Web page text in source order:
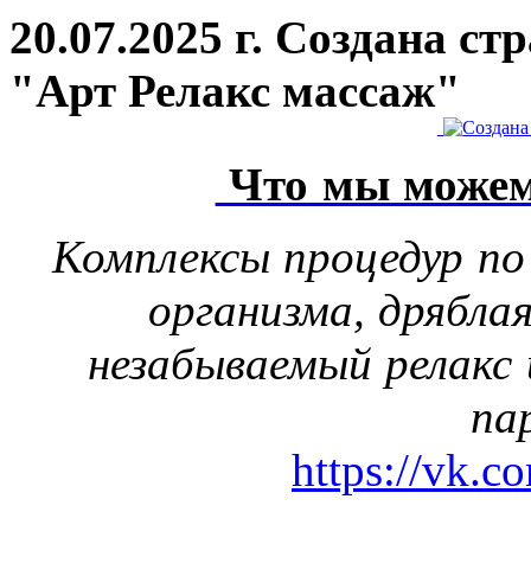
20.07.2025 г. Создана
"Арт Релакс массаж"
Что мы
Комплексы процедур
организма,
незабываемый
https://